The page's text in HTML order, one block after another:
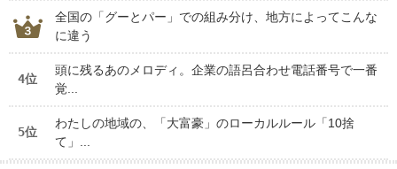
全国の「グーとパー」での組み分け、地方によってこんな
に違う
4位
頭に残るあのメロディ。企業の語呂合わせ電話番号で一番
覚...
5位
わたしの地域の、「大富豪」のローカルルール「10捨
て」...